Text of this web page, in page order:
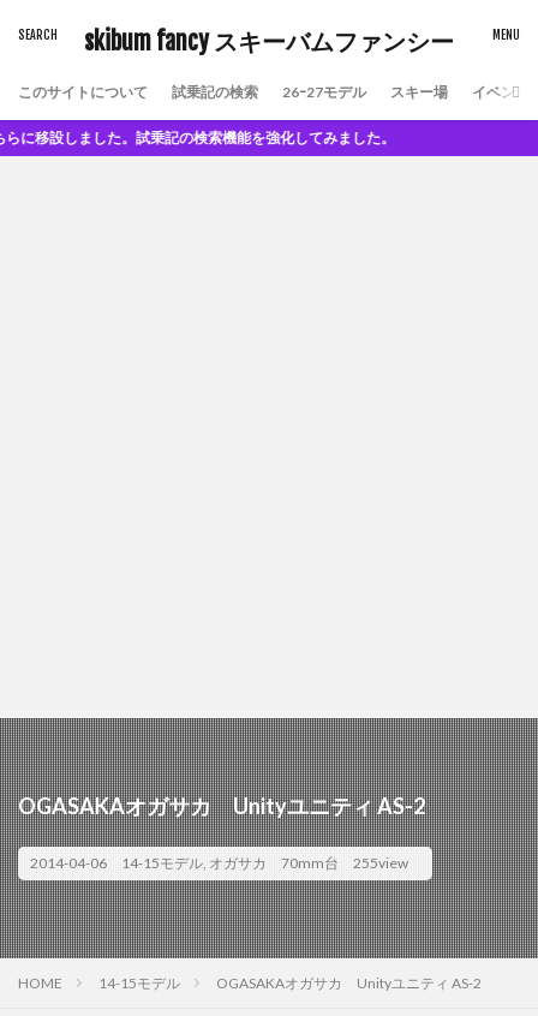
skibum fancy スキーバムファンシー
このサイトについて 試乗記の検索 26ｰ27モデル スキー場 イベント
しました。試乗記の検索機能を強化してみました。
OGASAKAオガサカ Unityユニティ AS-2
2014-04-06 14-15モデル, オガサカ 70mm台 255view
HOME 14-15モデル OGASAKAオガサカ Unityユニティ AS-2